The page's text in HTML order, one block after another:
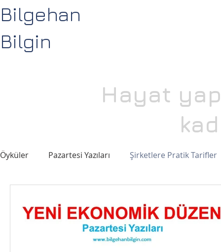
Bilgehan
Bilgin
Öyküler Pazartesi Yazıları Şirketlere Pratik Tarifler
Hayat